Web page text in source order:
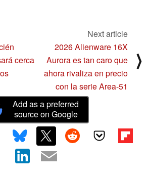
cerca
Next article
2026 Alienware 16X
Aurora es tan caro que
ahora rivaliza en precio
con la serie Area-51
⟩
Add as a preferred
source on Google